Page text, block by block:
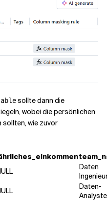
sollte dann die
wobei die persönlichen
sollten, wie zuvor
Daten
Daten-